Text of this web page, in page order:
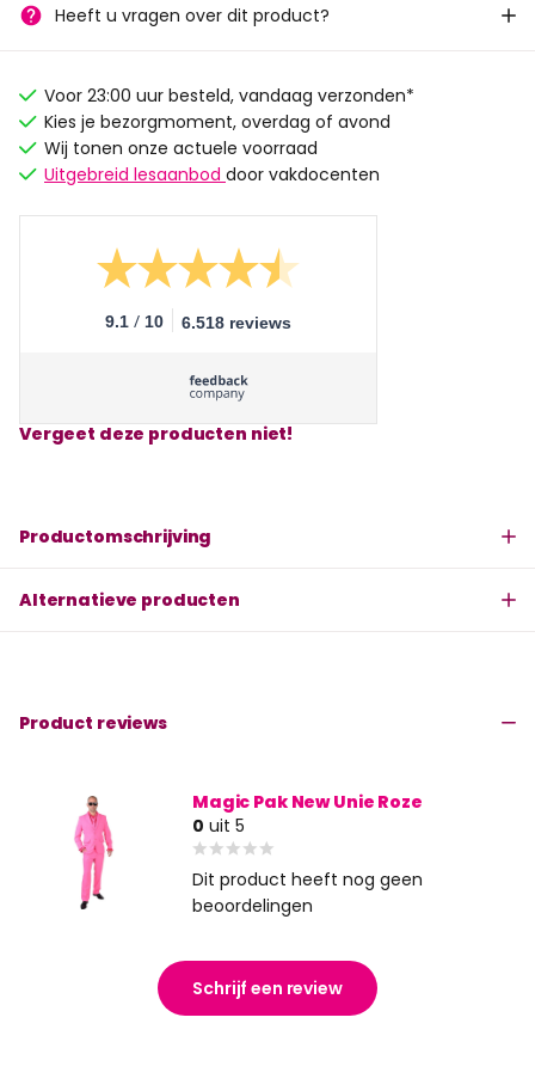
Heeft u vragen over dit product?
Voor 23:00 uur besteld, vandaag verzonden*
Kies je bezorgmoment, overdag of avond
Wij tonen onze actuele voorraad
Uitgebreid lesaanbod door vakdocenten
9.1 / 10 6.518 reviews
Vergeet deze producten niet!
Productomschrijving
Alternatieve producten
Product reviews
Magic Pak New Unie Roze
0 uit 5
Dit product heeft nog geen
beoordelingen
Schrijf een review